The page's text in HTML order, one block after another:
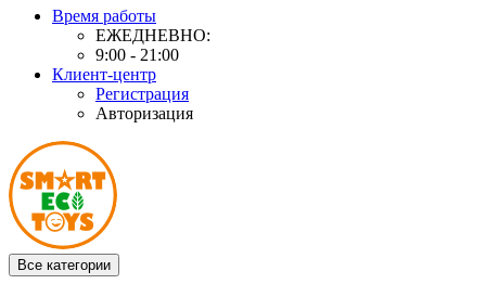
Время работы
ЕЖЕДНЕВНО:
9:00 - 21:00
Клиент-центр
Регистрация
Авторизация
Все категории